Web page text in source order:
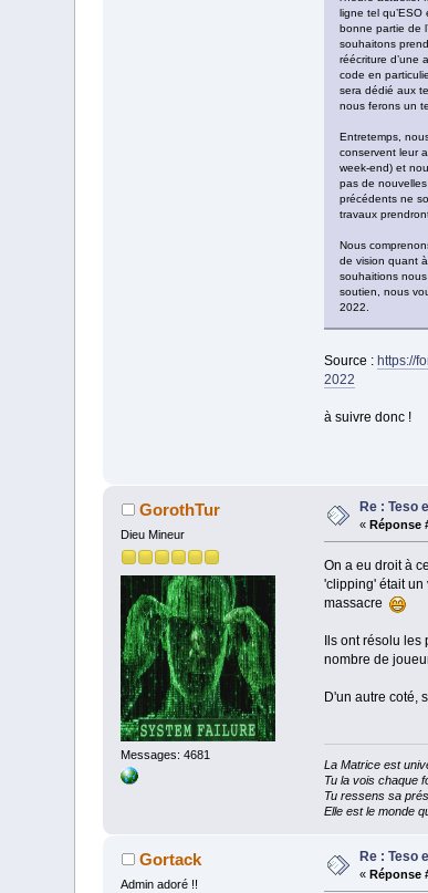
ligne tel
bonne partie de
souhaitons
réécriture d’une
code en
sera dédié aux
nous ferons un
Entretemps,
conservent leur
week-end) et
pas de
précédents ne
travaux
Nous
de vision quant
souhaitions
soutien, nous
2022.
Source : https://
2022
à suivre donc !
GorothTur
Dieu Mineur
Messages: 4681
Re : Teso
«Réponse
On a eu droit à
'clipping' était un
massacre
Ils ont résolu les
nombre de
D'un autre coté,
La Matrice est
Tu la vois chaque
Tu ressens sa
Elle est le monde
Gortack
Admin adoré !!
Re : Teso
«Réponse